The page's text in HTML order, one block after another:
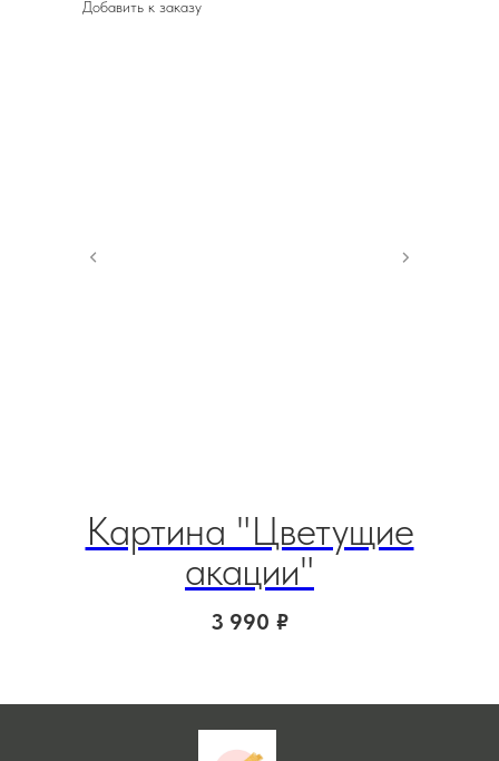
Добавить к заказу
Картина "Цветущие
акации"
3 990 ₽